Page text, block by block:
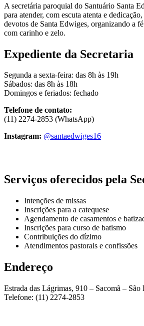
A secretária paroquial do Santuário Santa
para atender, com escuta atenta e
devotos de Santa Edwiges, organizando a
com carinho e zelo.
Expediente da Secretaria
Segunda a sexta-feira: das 8h às 19h
Sábados: das 8h às 18h
Domingos e feriados: fechado
Telefone de contato:
(11) 2274-2853 (WhatsApp)
Instagram: @santaedwiges16
Serviços oferecidos pela
Intenções de missas
Inscrições para a catequese
Agendamento de casamentos e
Inscrições para curso de batismo
Contribuições do dízimo
Atendimentos pastorais e confissões
Endereço
Estrada das Lágrimas, 910 – Sacomã – São
Telefone: (11) 2274-2853